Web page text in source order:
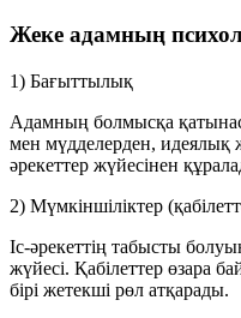
Жеке адамның
1) Бағыттылық
Адамның болмысқа
мен мүдделерден, идеялық
әрекеттер жүйесінен
2) Мүмкіншіліктер
Іс-әрекеттің табысты
жүйесі. Қабілеттер өзара
бірі жетекші рөл атқарады.